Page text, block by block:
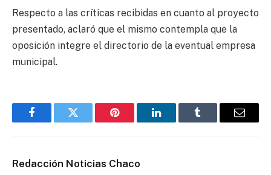
Respecto a las críticas recibidas en cuanto al proyecto
presentado, aclaró que el mismo contempla que la
oposición integre el directorio de la eventual empresa
municipal.
FacebookTwitter Pinterest LinkedInTumblr Email
Redacción Noticias Chaco